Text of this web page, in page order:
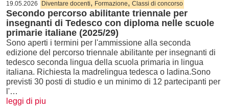
19.05.2026 Diventare docenti, Formazione, Classi di concorso
Secondo percorso abilitante triennale per
insegnanti di Tedesco con diploma nelle scuole
primarie italiane (2025/29)
Sono aperti i termini per l'ammissione alla seconda
edizione del percorso triennale abilitante per insegnanti di
tedesco seconda lingua della scuola primaria in lingua
italiana. Richiesta la madrelingua tedesca o ladina.Sono
previsti 30 posti di studio e un minimo di 12 partecipanti per
l'…
leggi di piu